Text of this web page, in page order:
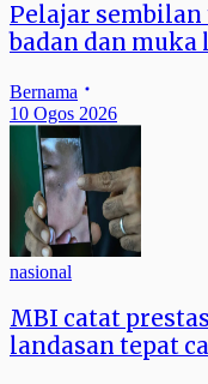
Pelajar
badan dan muka
Bernama
10 Ogos 2026
nasional
MBI catat
landasan tepat